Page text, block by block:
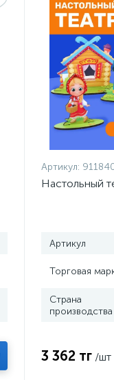
Артикул:
Настольный
Артикул
Торговая
Страна
производства
3 362 тг /шт